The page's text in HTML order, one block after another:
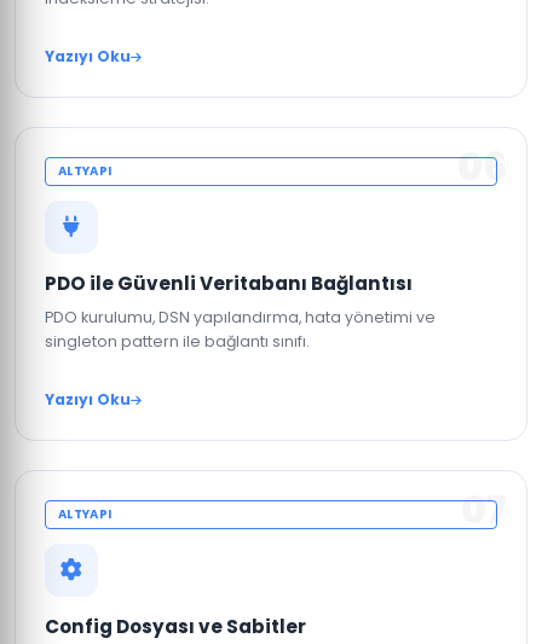
Yazıyı Oku
06
ALTYAPI
PDO ile Güvenli Veritabanı Bağlantısı
PDO kurulumu, DSN yapılandırma, hata yönetimi ve
singleton pattern ile bağlantı sınıfı.
Yazıyı Oku
07
ALTYAPI
Config Dosyası ve Sabitler